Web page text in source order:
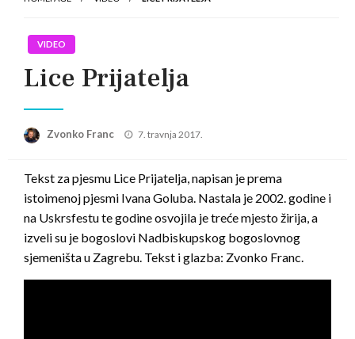
VIDEO
Lice Prijatelja
Zvonko Franc
Posted
7. travnja 2017.
Tekst za pjesmu Lice Prijatelja, napisan je prema
istoimenoj pjesmi Ivana Goluba. Nastala je 2002. godine i
na Uskrsfestu te godine osvojila je treće mjesto žirija, a
izveli su je bogoslovi Nadbiskupskog bogoslovnog
sjemeništa u Zagrebu. Tekst i glazba: Zvonko Franc.